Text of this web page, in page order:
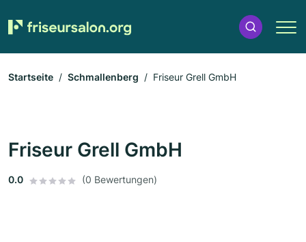
Startseite Schmallenberg Friseur Grell GmbH
Friseur Grell GmbH
0.0 (0 Bewertungen)